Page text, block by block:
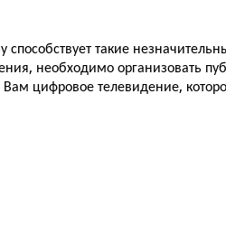
такие
необходимо организовать
цифровое телевидение,